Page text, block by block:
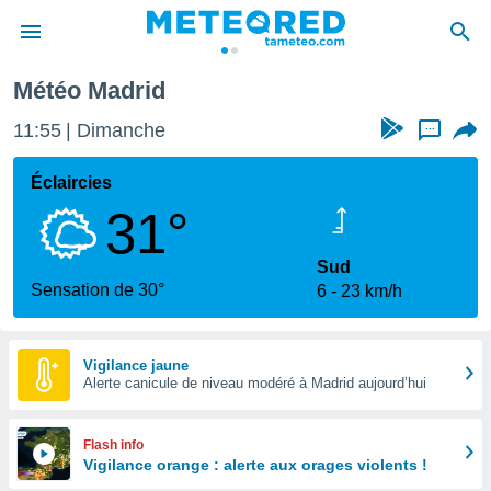
de
Météo Madrid
11:55 Dimanche ...
Éclaircies
31°
Sensation de 30°
Sud
6
23 km/h
Vigilance jaune
Alerte canicule de niveau modéré à Madrid aujourd’hui
Flash info
Vigilance orange : alerte aux orages violents !